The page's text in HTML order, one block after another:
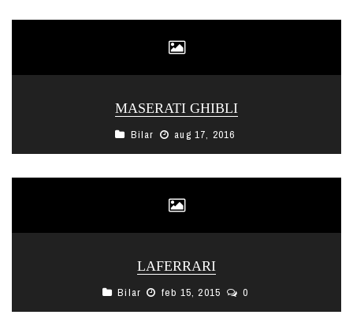
MASERATI GHIBLI
Bilar aug 17, 2016
LAFERRARI
Bilar feb 15, 2015 0